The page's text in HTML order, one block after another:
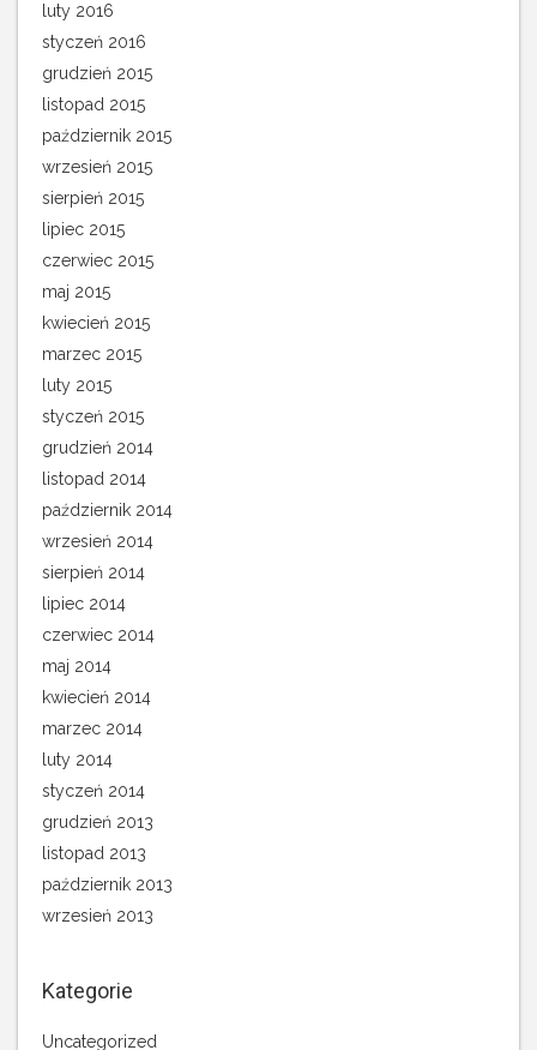
luty 2016
styczeń 2016
grudzień 2015
listopad 2015
październik 2015
wrzesień 2015
sierpień 2015
lipiec 2015
czerwiec 2015
maj 2015
kwiecień 2015
marzec 2015
luty 2015
styczeń 2015
grudzień 2014
listopad 2014
październik 2014
wrzesień 2014
sierpień 2014
lipiec 2014
czerwiec 2014
maj 2014
kwiecień 2014
marzec 2014
luty 2014
styczeń 2014
grudzień 2013
listopad 2013
październik 2013
wrzesień 2013
Kategorie
Uncategorized